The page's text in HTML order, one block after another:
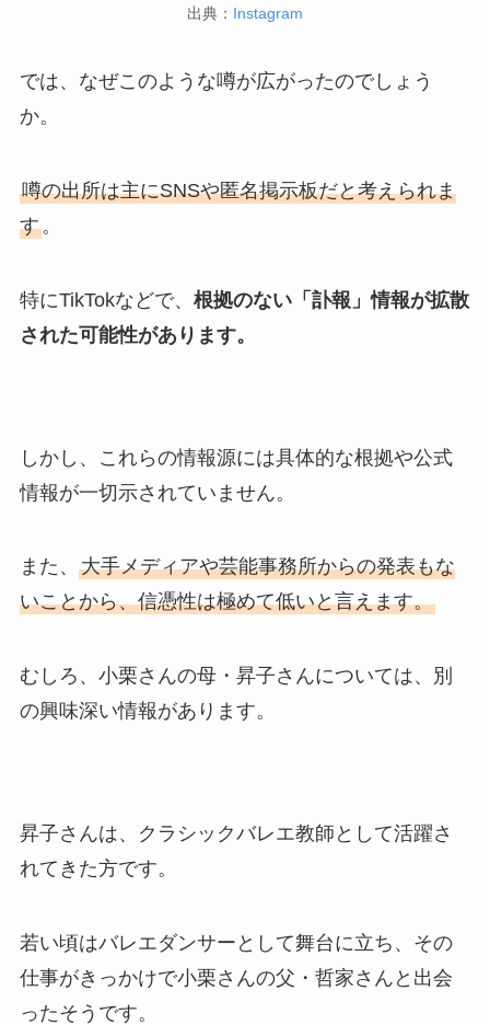
出典： Instagram
では、なぜこのような噂が広がったのでしょう
か。
噂の出所は主にSNSや匿名掲示板だと考えられま
す。
特にTikTokなどで、 根拠のない「訃報」情報が拡散
された可能性があります。
しかし、これらの情報源には具体的な根拠や公式
情報が一切示されていません。
また、 大手メディアや芸能事務所からの発表もな
いことから、信憑性は極めて低いと言えます。
むしろ、小栗さんの母・昇子さんについては、別
の興味深い情報があります。
昇子さんは、クラシックバレエ教師として活躍さ
れてきた方です。
若い頃はバレエダンサーとして舞台に立ち、その
仕事がきっかけで小栗さんの父・哲家さんと出会
ったそうです。